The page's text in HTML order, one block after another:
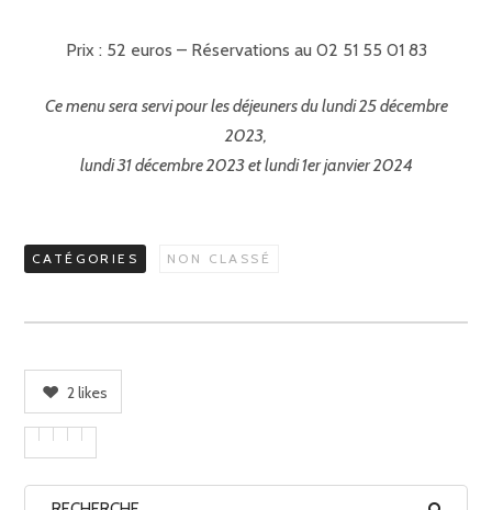
Prix : 52 euros – Réservations au 02 51 55 01 83
Ce menu sera servi pour les déjeuners du lundi 25 décembre
2023,
lundi 31 décembre 2023 et lundi 1er janvier 2024
CATÉGORIES NON CLASSÉ
2likes